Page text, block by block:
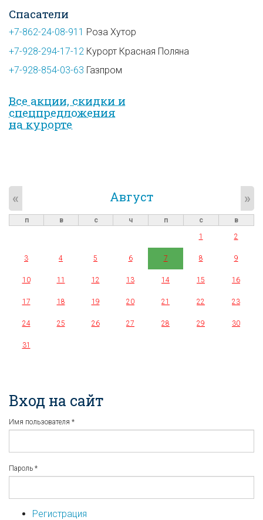
Спасатели
+7-862-24-08-911 Роза Хутор
+7-928-294-17-12 Курорт Красная Поляна
+7-928-854-03-63 Газпром
Все акции, скидки и
спец­предложе­ния
на курорте
Август
« »
п в с ч п с
в
1
2
3 4 5 6 7 8 9
10 11 12 13 14 15 16
17 18 19 20 21 22 23
24 25 26 27 28 29 30
31
Вход на сайт
Имя пользователя *
Пароль *
Регистрация